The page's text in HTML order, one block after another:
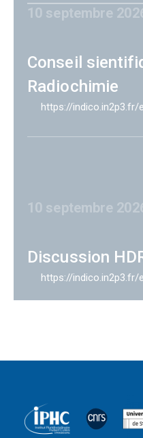
10 septembre
Conseil
Radiochimie
https://indico.in2p3.fr/
10 septembre
Discussion
https://indico.in2p3.fr/